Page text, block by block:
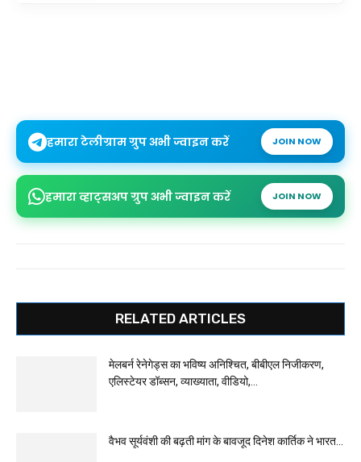
हमारा टेलीग्राम ग्रुप अभी ज्वाइन करें JOIN NOW
हमारा व्हाट्सअप ग्रुप अभी ज्वाइन करें JOIN NOW
RELATED ARTICLES
मेलबर्न रेनेगेड्स का भविष्य अनिश्चित, बीबीएल निजीकरण,
एलिस्टेयर डॉब्सन, व्याख्याता, वीडियो,...
वैभव सूर्यवंशी की बढ़ती मांग के बावजूद दिनेश कार्तिक ने भारत...